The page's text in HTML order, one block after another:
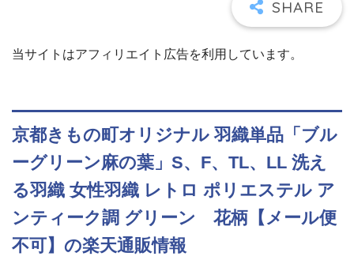
当サイトはアフィリエイト広告を利用しています。
京都きもの町オリジナル 羽織単品「ブル
ーグリーン麻の葉」S、F、TL、LL 洗え
る羽織 女性羽織 レトロ ポリエステル ア
ンティーク調 グリーン 花柄【メール便
不可】の楽天通販情報